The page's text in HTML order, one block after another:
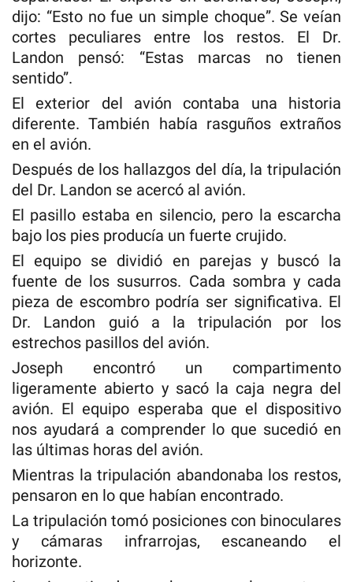
dijo: “Esto no fue un simple choque”. Se veían
cortes peculiares entre los restos. El Dr.
Landon pensó: “Estas marcas no tienen
sentido”.
El exterior del avión contaba una historia
diferente. También había rasguños extraños
en el avión.
Después de los hallazgos del día, la tripulación
del Dr. Landon se acercó al avión.
El pasillo estaba en silencio, pero la escarcha
bajo los pies producía un fuerte crujido.
El equipo se dividió en parejas y buscó la
fuente de los susurros. Cada sombra y cada
pieza de escombro podría ser significativa. El
Dr. Landon guió a la tripulación por los
estrechos pasillos del avión.
Joseph encontró un compartimento
ligeramente abierto y sacó la caja negra del
avión. El equipo esperaba que el dispositivo
nos ayudará a comprender lo que sucedió en
las últimas horas del avión.
Mientras la tripulación abandonaba los restos,
pensaron en lo que habían encontrado.
La tripulación tomó posiciones con binoculares
y cámaras infrarrojas, escaneando el
horizonte.